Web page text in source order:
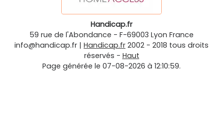
Handicap.fr
59 rue de l'Abondance - F-69003 Lyon France
info@handicap.fr | Handicap.fr 2002 - 2018 tous droits
réservés - Haut
Page générée le 07-08-2026 à 12:10:59.